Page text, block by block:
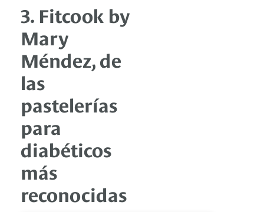
3. Fitcook by
Mary
Méndez, de
las
pastelerías
para
diabéticos
más
reconocidas